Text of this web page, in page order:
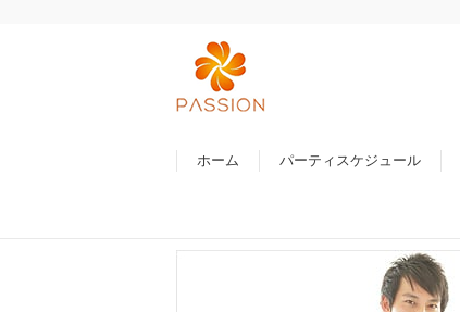
ホーム パーティスケジュール